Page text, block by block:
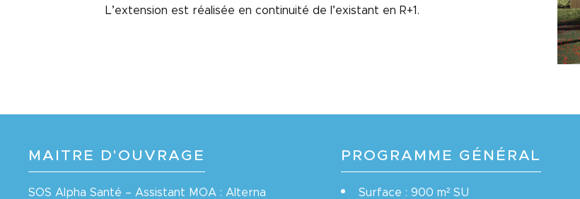
L’extension est réalisée en continuité de l’existant en R+1.
MAITRE D'OUVRAGE
SOS Alpha Santé – Assistant MOA : Alterna
PROGRAMME GÉNÉRAL
Surface : 900 m² SU